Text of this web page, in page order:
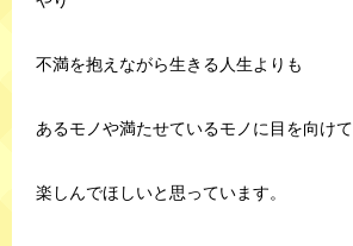
不満を抱えながら生きる人生よりも
あるモノや満たせているモノに目を向けて
楽しんでほしいと思っています。